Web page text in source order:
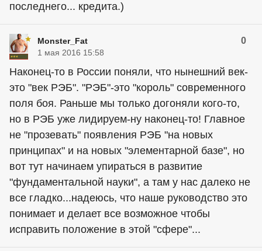
последнего... кредита.)
Monster_Fat 0
1 мая 2016 15:58
Наконец-то в России поняли, что нынешний век-
это "век РЭБ". "РЭБ"-это "король" современного
поля боя. Раньше мы только догоняли кого-то,
но в РЭБ уже лидируем-ну наконец-то! Главное
не "прозевать" появления РЭБ "на новых
принципах" и на новых "элементарной базе", но
вот тут начинаем упираться в развитие
"фундаментальной науки", а там у нас далеко не
все гладко...надеюсь, что наше руководство это
понимает и делает все возможное чтобы
исправить положение в этой "сфере"...